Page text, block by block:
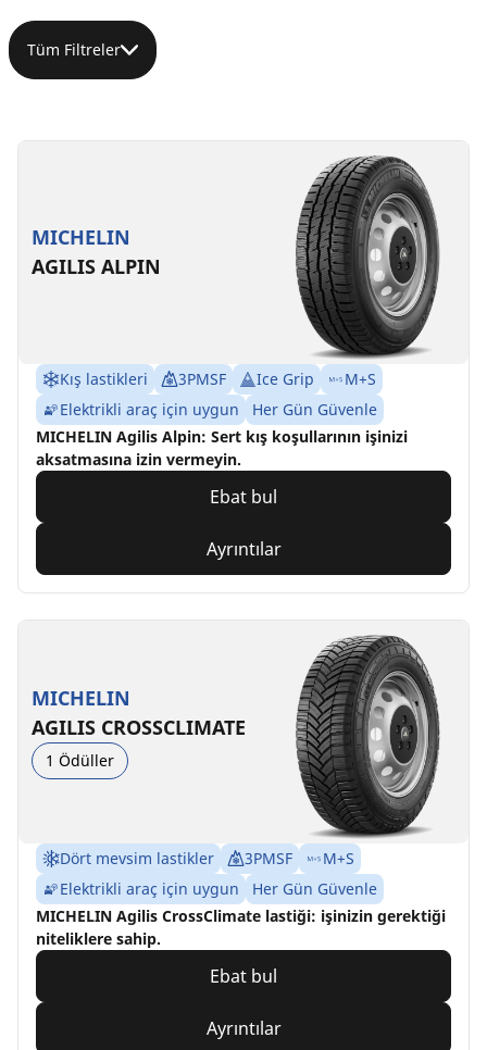
Tüm Filtreler
MICHELIN
AGILIS ALPIN
Kış lastikleri 3PMSF Ice Grip
M+S
Elektrikli araç için uygun
Her Gün Güvenle
MICHELIN Agilis Alpin: Sert kış koşullarının işinizi
aksatmasına izin vermeyin.
Ebat bul
Ayrıntılar
MICHELIN
AGILIS CROSSCLIMATE
1 Ödüller
Dört mevsim lastikler 3PMSF
M+S
Elektrikli araç için uygun
Her Gün Güvenle
MICHELIN Agilis CrossClimate lastiği: işinizin gerektiği
niteliklere sahip.
Ebat bul
Ayrıntılar